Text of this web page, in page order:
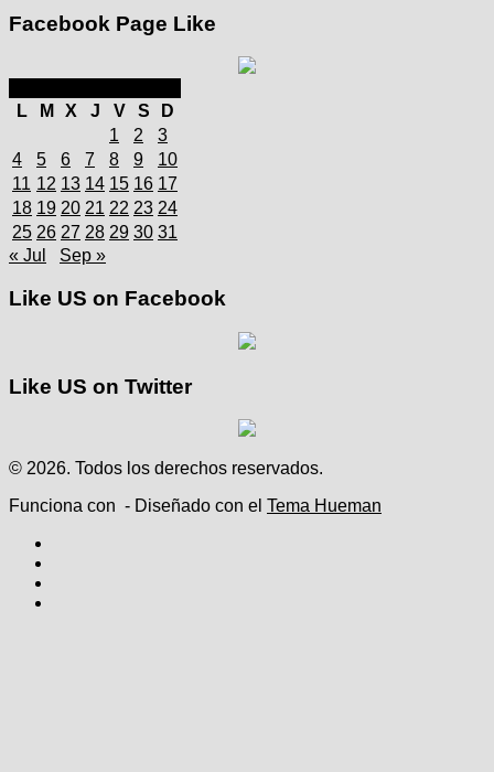
Facebook Page Like
L
M X J V S
D
1
2
3
4
5 6 7 8 9
10
11 12 13 14 15 16 17
18 19 20 21 22 23 24
25 26 27 28 29 30 31
« Jul
Sep »
Like US on Facebook
Like US on Twitter
© 2026. Todos los derechos reservados.
Funciona con - Diseñado con el Tema Hueman